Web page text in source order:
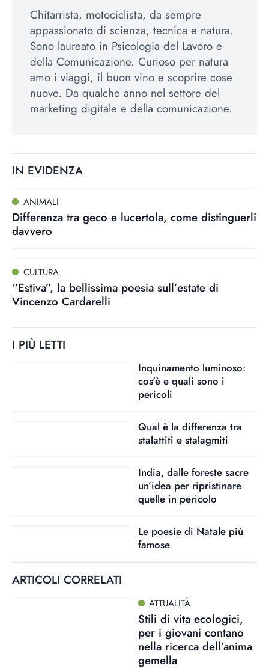
Chitarrista, motociclista, da sempre
appassionato di scienza, tecnica e natura.
Sono laureato in Psicologia del Lavoro e
della Comunicazione. Curioso per natura
amo i viaggi, il buon vino e scoprire cose
nuove. Da qualche anno nel settore del
marketing digitale e della comunicazione.
IN EVIDENZA
ANIMALI
Differenza tra geco e lucertola, come distinguerli
davvero
CULTURA
“Estiva”, la bellissima poesia sull’estate di
Vincenzo Cardarelli
I PIÙ LETTI
Inquinamento luminoso:
cos'è e quali sono i
pericoli
Qual è la differenza tra
stalattiti e stalagmiti
India, dalle foreste sacre
un’idea per ripristinare
quelle in pericolo
Le poesie di Natale più
famose
ARTICOLI CORRELATI
ATTUALITÀ
Stili di vita ecologici,
per i giovani contano
nella ricerca dell’anima
gemella